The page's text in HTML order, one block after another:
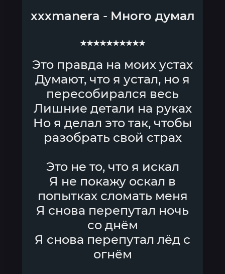
xxxmanera - Много думал
★★★★★★★★★★
Это правда на моих устах
Думают, что я устал, но я
пересобирался весь
Лишние детали на руках
Но я делал это так, чтобы
разобрать свой страх
Это не то, что я искал
Я не покажу оскал в
попытках сломать меня
Я снова перепутал ночь
со днём
Я снова перепутал лёд с
огнём